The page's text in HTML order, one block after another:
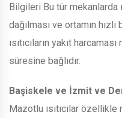
Bilgileri Bu tür mekanlarda
dağılması ve ortamın
ısıtıcıların yakıt
süresine bağlıdır.
Başiskele ve İzmit ve
Mazotlu ısıtıcılar